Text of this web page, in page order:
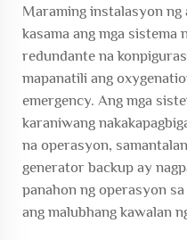
Maraming instalasyon
kasama ang mga sistema
redundante na
mapanatili ang
emergency. Ang mga
karaniwang
na operasyon,
generator backup ay
panahon ng operasyon
ang malubhang kawalan